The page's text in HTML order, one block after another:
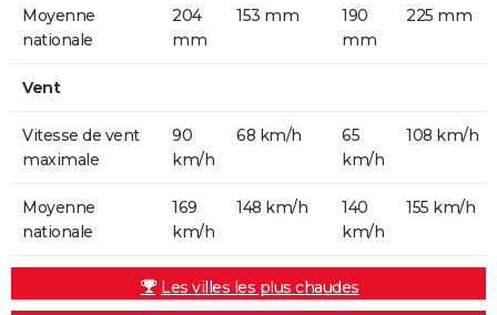
Moyenne
nationale
204
mm
153 mm
190
mm
225 mm
Vent
Vitesse de vent
maximale
90
km/h
68 km/h
65
km/h
108 km/h
Moyenne
nationale
169
km/h
148 km/h
140
km/h
155 km/h
Les villes les plus chaudes